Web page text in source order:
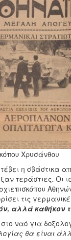
Χρυσάνθου
η σβάστικα
τεράστιες. Οι
τις
αλλά καθήκον
ναό για
θα είναι